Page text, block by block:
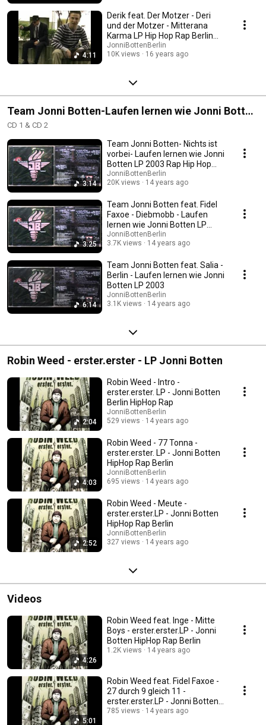
4:11
Derik feat. Der Motzer - Deri
und der Motzer - Mitterana
Karma LP Hip Hop Rap Berlin
Mitte
JonniBottenBerlin
10K views
16 years ago
Team Jonni Botten-Laufen lernen wie Jonni Botten
LP 2003
CD 1 & CD 2
3:14
Team Jonni Botten- Nichts ist
vorbei- Laufen lernen wie Jonni
Botten LP 2003 Rap Hip Hop
Berlin
JonniBottenBerlin
20K views
14 years ago
3:25
Team Jonni Botten feat. Fidel
Faxoe - Diebmobb - Laufen
lernen wie Jonni Botten LP
2003.mp4
JonniBottenBerlin
3.7K views
14 years ago
6:14
Team Jonni Botten feat. Salia -
Berlin - Laufen lernen wie Jonni
Botten LP 2003
JonniBottenBerlin
3.1K views
14 years ago
Robin Weed - erster.erster - LP Jonni Botten
2:04
Robin Weed - Intro -
erster.erster. LP - Jonni Botten
Berlin HipHop Rap
JonniBottenBerlin
529 views
14 years ago
4:03
Robin Weed - 77 Tonna -
erster.erster. LP - Jonni Botten
HipHop Rap Berlin
JonniBottenBerlin
695 views
14 years ago
2:52
Robin Weed - Meute -
erster.erster.LP - Jonni Botten
HipHop Rap Berlin
JonniBottenBerlin
327 views
14 years ago
Videos
4:26
Robin Weed feat. Inge - Mitte
Boys - erster.erster.LP - Jonni
Botten HipHop Rap Berlin
1.2K views 14 years ago
5:01
Robin Weed feat. Fidel Faxoe -
27 durch 9 gleich 11 -
erster.erster.LP - Jonni Botten
HipHop
785 views 14 years ago